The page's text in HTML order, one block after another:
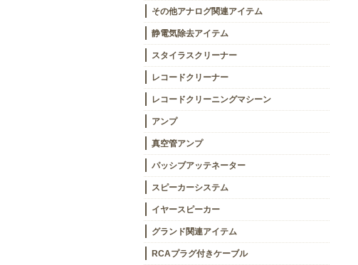
その他アナログ関連アイテム
静電気除去アイテム
スタイラスクリーナー
レコードクリーナー
レコードクリーニングマシーン
アンプ
真空管アンプ
パッシブアッテネーター
スピーカーシステム
イヤースピーカー
グランド関連アイテム
RCAプラグ付きケーブル